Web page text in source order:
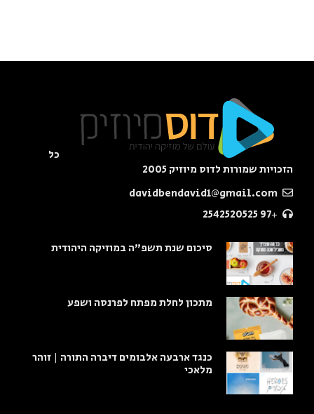
כל
הזכויות שמורות לדוס מיוזיק 2005
+97 2542520525
סיכום שנת תשפ"ה במוזיקה היהודית
מתכון לחלת מפתח לפרנסה ושפע
כנגד ארבעה אלבומים דיברה התורה | זוהר
מלאכי